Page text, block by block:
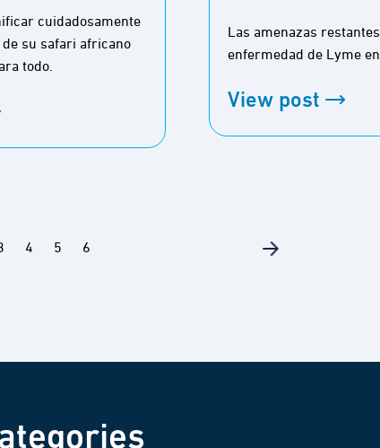
cuidadosamente
su safari africano
todo.
Las amenazas
enfermedad de Lyme
View post
4 5 6